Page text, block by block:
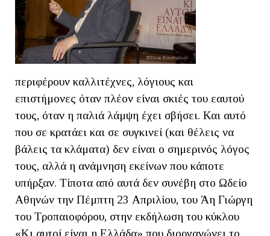
περιφέρουν καλλιτέχνες, λόγιους και
επιστήμονες όταν πλέον είναι σκιές του εαυτού
τους, όταν η παλιά λάμψη έχει σβήσει. Και αυτό
που σε κρατάει και σε συγκινεί (και θέλεις να
βάλεις τα κλάματα) δεν είναι ο σημερινός λόγος
τους, αλλά η ανάμνηση εκείνων που κάποτε
υπήρξαν. Τίποτα από αυτά δεν συνέβη στο Ωδείο
Αθηνών την Πέμπτη 23 Απριλίου, του Άη Γιώργη
του Τροπαιοφόρου, στην εκδήλωση του κύκλου
«Κι αυτοί είναι η Ελλάδα» που διοργανώνει το